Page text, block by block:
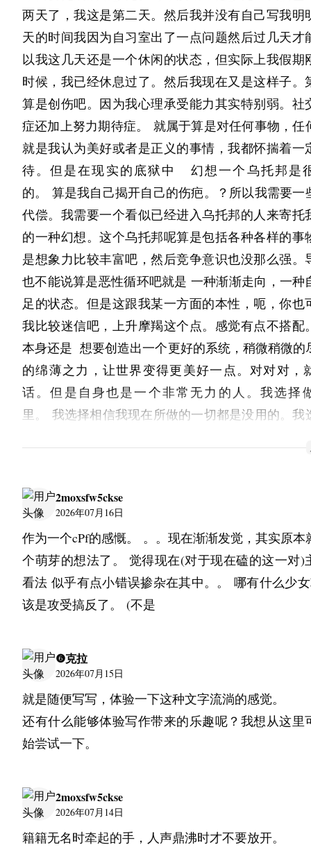
两天了，我这是第二天。然后我并没有自己写我明
天的时间我因为自习室出了一点问题然后过几天才
以我这几天还是一个休闲的状态，但实际上我假期
时候，我已经休息过了。然后我现在又是这样子。
算是创伤吧。因为我心理承受能力其实特别弱。社
症还加上努力期待症。 就属于算是对任何事物，任
就是我认为美好或者是正义的事情，我都怀揣着一
待。但是在现实的底狱中   幻想一个乌托邦是
的。 算是我自己揭开自己的伤疤。？所以我需要一
代偿。我需要一个看似已经进入乌托邦的人来寄托
的一种幻想。这个乌托邦呢算是包括各种各样的事
是想象力比较丰富吧，然后竞争意识也没那么强。
也不能说算是恶性循环吧就是 一种渐渐走向，一种
足的状态。但是这跟我某一方面的本性，呃，你也
我比较迷信吧，上升摩羯这个点。感觉有点不搭配
本身还是  想要创造出一个更好的系统，稍微稍微的
的绵薄之力，让世界变得更美好一点。对对对，
话。但是自身也是一个非常无力的人。我选择
里。 我选择相信我现在所做的一切都是没用的。我
力也只能把它维持到40多分左右。但是我却想考100
非常难过，所以只会把自己的这个能力，就是各种
素加在一起，会让我的能力越来越低。真是恶性循
默认我做的一切都没有用，而且我虽然不是很好竞
是尴尬心理有点严重。也不能说是嫉妒吧，更多是
我一做事儿吧，会想到各种各样的可能性。刚好现
望上这个柜子，上面贴着之前写的一句话。天地尚
而况于人乎？我觉得说的蛮有道理的，天地尚且不
长久失败这种东西，更别说会存在触底反弹的可能
觉得没有必要那么悲观。但也不是悲观主义者吧，
能性是最小的。有人说幸运是运气，不幸是机会。
不想要这个机会，我就是想躺平的那种人。真心的
我真觉得我自己可倒霉了。确实中了一个受害者心
2moxsfw5ckse
2026年07月16日
作为一个cPf的感慨。 。。现在渐渐发觉，其实原本
个萌芽的想法了。 觉得现在(对于现在磕的这一对)
看法 似乎有点小错误掺杂在其中。。 哪有什么少
该是攻受搞反了。 (不是
❻克拉
2026年07月15日
就是随便写写，体验一下这种文字流淌的感觉。
还有什么能够体验写作带来的乐趣呢？我想从这里
始尝试一下。
2moxsfw5ckse
2026年07月14日
籍籍无名时牵起的手，人声鼎沸时才不要放开。